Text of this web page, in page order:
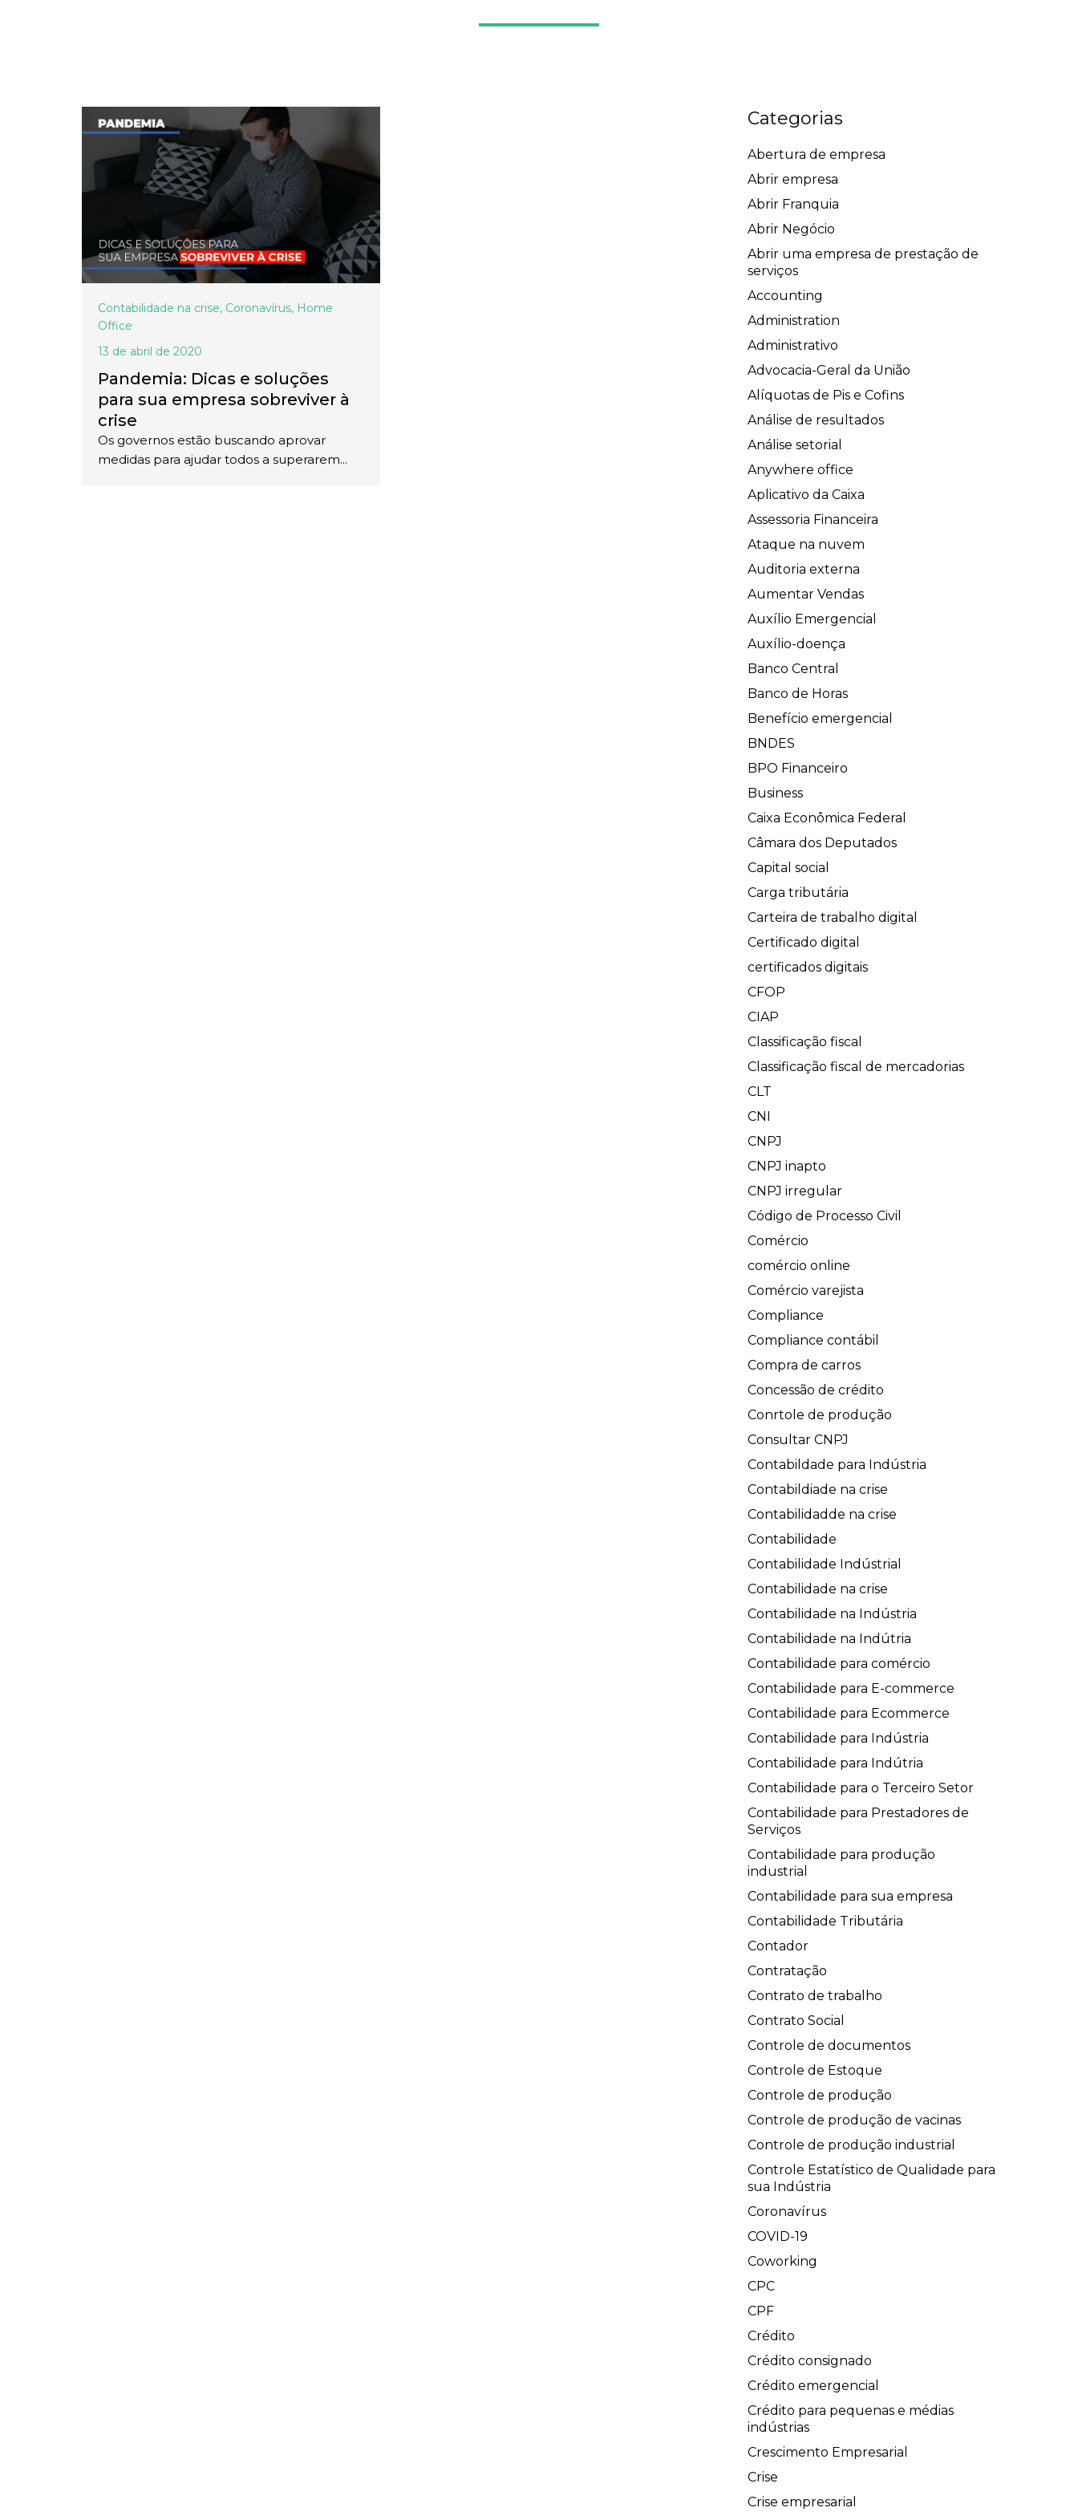
Contabilidade na crise, Coronavírus, Home
Office
13 de abril de 2020
Pandemia: Dicas e soluções
para sua empresa sobreviver à
crise
Os governos estão buscando aprovar
medidas para ajudar todos a superarem...
Categorias
Abertura de empresa
Abrir empresa
Abrir Franquia
Abrir Negócio
Abrir uma empresa de prestação de
serviços
Accounting
Administration
Administrativo
Advocacia-Geral da União
Alíquotas de Pis e Cofins
Análise de resultados
Análise setorial
Anywhere office
Aplicativo da Caixa
Assessoria Financeira
Ataque na nuvem
Auditoria externa
Aumentar Vendas
Auxílio Emergencial
Auxílio-doença
Banco Central
Banco de Horas
Benefício emergencial
BNDES
BPO Financeiro
Business
Caixa Econômica Federal
Câmara dos Deputados
Capital social
Carga tributária
Carteira de trabalho digital
Certificado digital
certificados digitais
CFOP
CIAP
Classificação fiscal
Classificação fiscal de mercadorias
CLT
CNI
CNPJ
CNPJ inapto
CNPJ irregular
Código de Processo Civil
Comércio
comércio online
Comércio varejista
Compliance
Compliance contábil
Compra de carros
Concessão de crédito
Conrtole de produção
Consultar CNPJ
Contabildade para Indústria
Contabildiade na crise
Contabilidadde na crise
Contabilidade
Contabilidade Indústrial
Contabilidade na crise
Contabilidade na Indústria
Contabilidade na Indútria
Contabilidade para comércio
Contabilidade para E-commerce
Contabilidade para Ecommerce
Contabilidade para Indústria
Contabilidade para Indútria
Contabilidade para o Terceiro Setor
Contabilidade para Prestadores de
Serviços
Contabilidade para produção
industrial
Contabilidade para sua empresa
Contabilidade Tributária
Contador
Contratação
Contrato de trabalho
Contrato Social
Controle de documentos
Controle de Estoque
Controle de produção
Controle de produção de vacinas
Controle de produção industrial
Controle Estatístico de Qualidade para
sua Indústria
Coronavírus
COVID-19
Coworking
CPC
CPF
Crédito
Crédito consignado
Crédito emergencial
Crédito para pequenas e médias
indústrias
Crescimento Empresarial
Crise
Crise empresarial